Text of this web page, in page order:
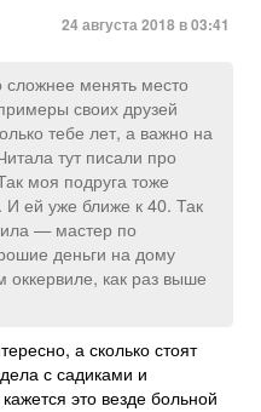
24 августа 2018 в 03:41
сложнее менять место
своих друзей
тебе лет, а важно на
тут писали про
моя подруга тоже
И ей уже ближе к 40. Так
— мастер по
деньги на дому
как раз выше
а сколько стоят
с садиками и
это везде больной